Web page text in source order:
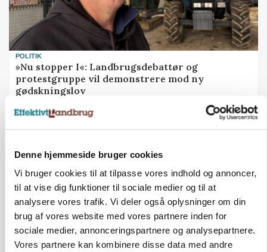
Denne hjemmeside bruger cookies
Vi bruger cookies til at tilpasse vores indhold og annoncer,
til at vise dig funktioner til sociale medier og til at
analysere vores trafik. Vi deler også oplysninger om din
brug af vores website med vores partnere inden for
sociale medier, annonceringspartnere og analysepartnere.
Vores partnere kan kombinere disse data med andre
POLITIK
»Nu stopper I«: Landbrugsdebattør og
protestgruppe vil demonstrere mod ny
gødskningslov